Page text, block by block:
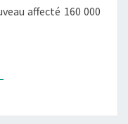
affecté 160 000
MORE